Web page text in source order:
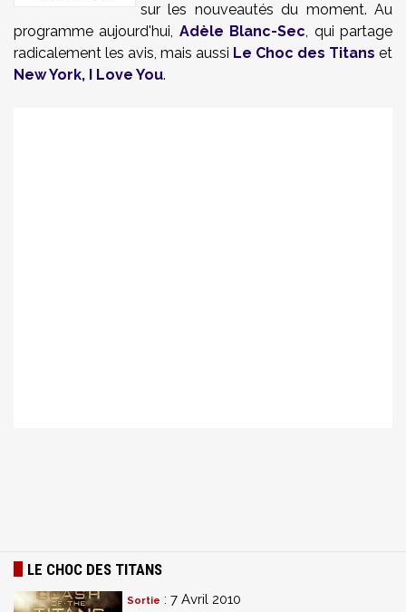
sur les nouveautés du moment. Au
programme aujourd'hui, Adèle Blanc-Sec, qui partage
radicalement les avis, mais aussi Le Choc des Titans et
New York, I Love You.
LE CHOC DES TITANS
Sortie : 7 Avril 2010